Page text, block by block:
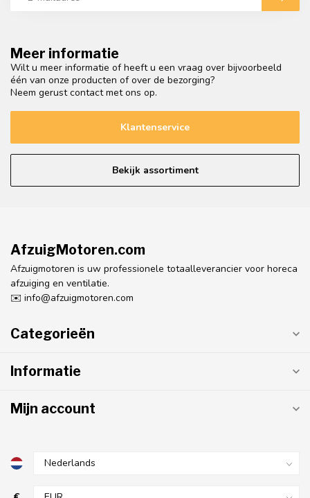
Meer informatie
Wilt u meer informatie of heeft u een vraag over bijvoorbeeld
één van onze producten of over de bezorging?
Neem gerust contact met ons op.
Klantenservice
Bekijk assortiment
AfzuigMotoren.com
Afzuigmotoren is uw professionele totaalleverancier voor horeca
afzuiging en ventilatie.
✉️ info@afzuigmotoren.com
Categorieën
Informatie
Mijn account